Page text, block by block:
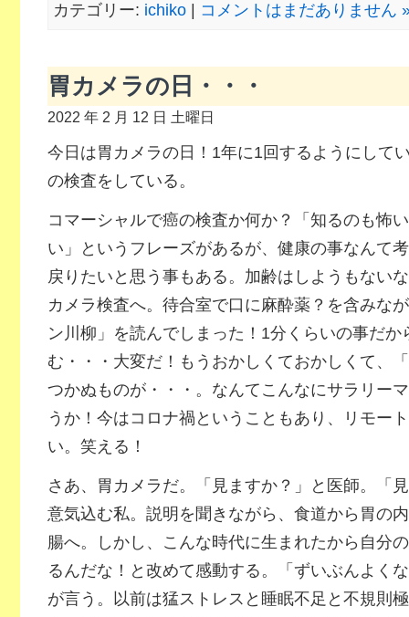
カテゴリー: ichiko| コメントはまだありません
胃カメラの日・・・
2022 年 2 月 12 日 土曜日
今日は胃カメラの日！1年に1回するようにして
の検査をしている。
コマーシャルで癌の検査か何か？「知るのも怖
い」というフレーズがあるが、健康の事なんて
戻りたいと思う事もある。加齢はしようもない
カメラ検査へ。待合室で口に麻酔薬？を含みな
ン川柳」を読んでしまった！1分くらいの事だ
む・・・大変だ！もうおかしくておかしくて、
つかぬものが・・・。なんてこんなにサラリー
うか！今はコロナ禍ということもあり、リモー
い。笑える！
さあ、胃カメラだ。「見ますか？」と医師。「
意気込む私。説明を聞きながら、食道から胃の
腸へ。しかし、こんな時代に生まれたから自分
るんだな！と改めて感動する。「ずいぶんよく
が言う。以前は猛ストレスと睡眠不足と不規則